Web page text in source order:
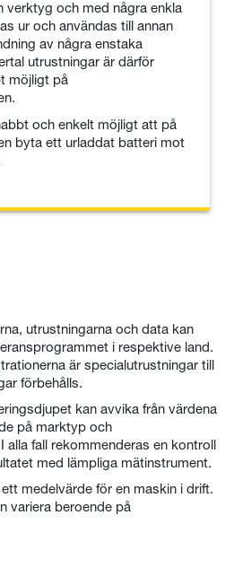
verktyg och med några enkla
ur och användas till annan
av några enstaka
utrustningar är därför
möjligt på
och enkelt möjligt att på
byta ett urladdat batteri mot
utrustningarna och data kan
i respektive land.
är specialutrustningar till
förbehålls.
kan avvika från värdena
på marktyp och
alla fall rekommenderas en kontroll
med lämpliga mätinstrument.
medelvärde för en maskin i drift.
variera beroende på